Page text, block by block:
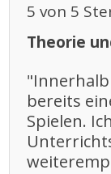
5 von 5
Theorie
bereits
Spielen.